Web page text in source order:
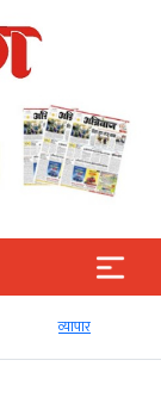
व्‍यापार